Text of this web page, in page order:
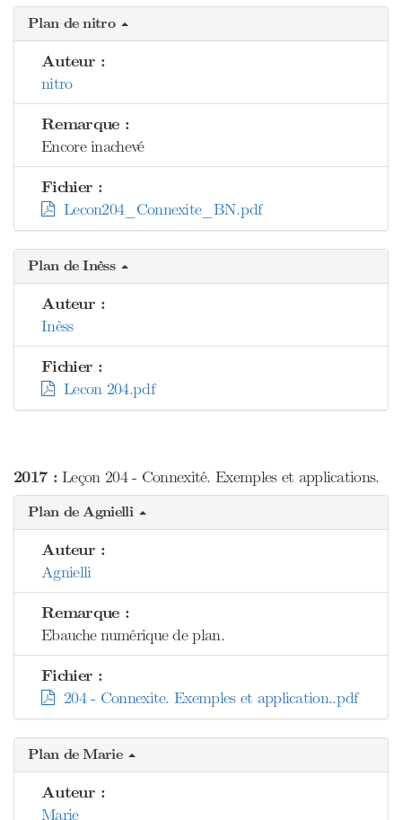
Plan de nitro
Auteur :
nitro
Remarque :
Encore inachevé
Fichier :
Lecon204_Connexite_BN.pdf
Plan de Inèss
Auteur :
Inèss
Fichier :
Lecon 204.pdf
2017 :Leçon 204 - Connexité. Exemples et applications.
Plan de Agnielli
Auteur :
Agnielli
Remarque :
Ebauche numérique de plan.
Fichier :
204 - Connexite. Exemples et application..pdf
Plan de Marie
Auteur :
Marie